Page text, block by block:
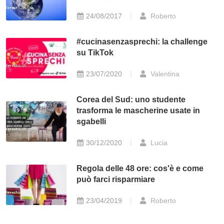
24/08/2017 Roberto
#cucinasenzasprechi: la challenge
su TikTok
23/07/2020 Valentina
Corea del Sud: uno studente
trasforma le mascherine usate in
sgabelli
30/12/2020 Lucia
Regola delle 48 ore: cos'è e come
può farci risparmiare
23/04/2019 Roberto